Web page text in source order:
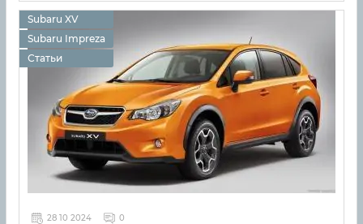
Subaru XV
Subaru Impreza
Статьи
28 10 2024 0